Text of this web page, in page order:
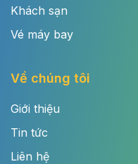
Khách sạn
Vé máy bay
Về chúng tôi
Giới thiệu
Tin tức
Liên hệ